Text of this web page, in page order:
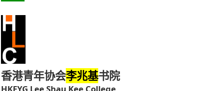
香港青年协会李兆基书院